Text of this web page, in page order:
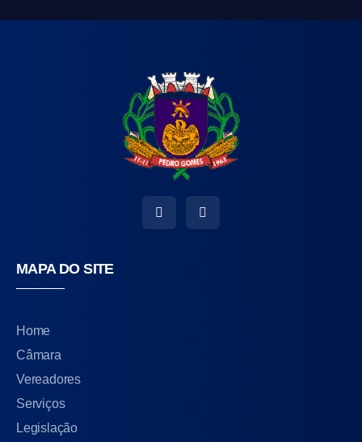
MAPA DO SITE
Home
Câmara
Vereadores
Serviços
Legislação